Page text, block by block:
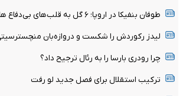
طوفان بنفیکا در اروپا؛ ۶ گل به قلب‌های بی‌دفاع هارتس
لیدز رکوردش را شکست و دروازه‌بان
چرا رودری بارسا را به رئال ترجیح داد؟
ترکیب استقلال برای فصل جدید لو رفت